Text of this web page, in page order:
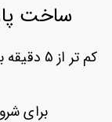
حساب
ثبت
بازیابی
ساخت
کم تر از 5 دقیقه با هوش مصنوعی
برای